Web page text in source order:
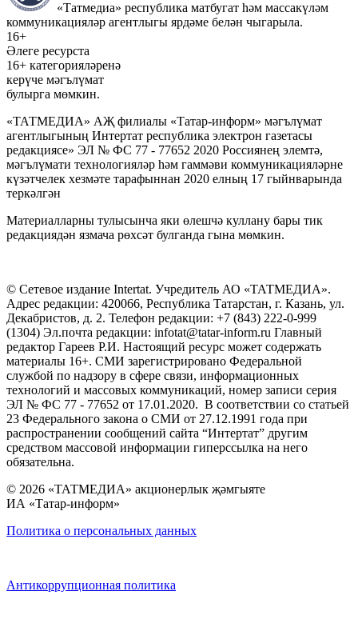
«Татмедиа» республика матбугат һәм массакүләм
коммуникацияләр агентлыгы ярдәме белән чыгарыла.
16+
Әлеге ресурста
16+ категорияләренә
керүче мәгълүмат
булырга мөмкин.
«ТАТМЕДИА» АҖ филиалы «Татар-информ» мәгълүмат
агентлыгының Интертат республика электрон газетасы
редакциясе» ЭЛ № ФС 77 - 77652 2020 Россиянең элемтә,
мәгълүмати технологияләр һәм гаммәви коммуникацияләрне
күзәтчелек хезмәте тарафыннан 2020 елның 17 гыйнварында
теркәлгән
Материалларны тулысынча яки өлешчә куллану бары тик
редакциядән язмача рөхсәт булганда гына мөмкин.
© Сетевое издание Intertat. Учредитель АО «ТАТМЕДИА».
Адрес редакции: 420066, Республика Татарстан, г. Казань, ул.
Декабристов, д. 2. Телефон редакции: +7 (843) 222-0-999
(1304) Эл.почта редакции: infotat@tatar-inform.ru Главный
редактор Гареев Р.И. Настоящий ресурс может содержать
материалы 16+. СМИ зарегистрировано Федеральной
службой по надзору в сфере связи, информационных
технологий и массовых коммуникаций, номер записи серия
ЭЛ № ФС 77 - 77652 от 17.01.2020. В соответствии со статьей
23 Федерального закона о СМИ от 27.12.1991 года при
распространении сообщений сайта “Интертат” другим
средством массовой информации гиперссылка на него
обязательна.
© 2026 «ТАТМЕДИА» акционерлык җәмгыяте
ИА «Татар-информ»
Политика о персональных данных
Антикоррупционная политика